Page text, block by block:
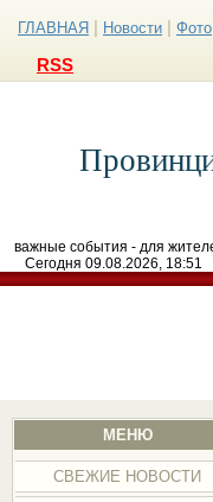
ГЛАВНАЯ Новости Фото
RSS
важные события - для
Сегодня 09.08.2026, 18:51
МЕНЮ
СВЕЖИЕ НОВОСТИ